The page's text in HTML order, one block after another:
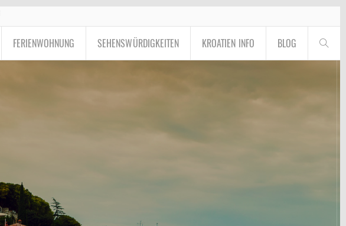
FERIENWOHNUNG SEHENSWÜRDIGKEITEN KROATIEN INFO BLOG